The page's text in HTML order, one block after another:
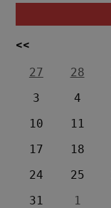
<<
27
28
3
4
10
11
17
18
24
25
31
1